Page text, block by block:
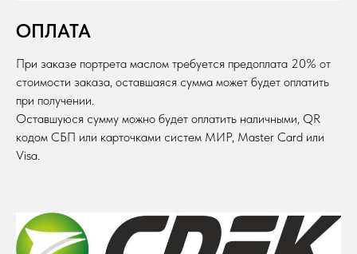
ОПЛАТА
При заказе портрета маслом требуется предоплата 20% от
стоимости заказа, оставшаяся сумма может будет оплатить
при получении.
Оставшуюся сумму можно будет оплатить наличными, QR
кодом СБП или карточками систем МИР, Master Card или
Visa.